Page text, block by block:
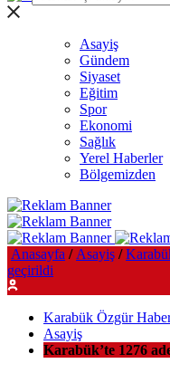
Asayiş
Gündem
Siyaset
Eğitim
Spor
Ekonomi
Sağlık
Yerel Haberler
Bölgemizden
Anasayfa / Asayiş /
geçirildi
Karabük Özgür
Asayiş
Karabük’te 1276